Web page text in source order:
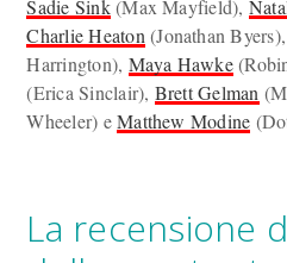
Sadie Sink(Max Mayfield),
Charlie Heaton (Jonathan
Harrington), Maya Hawke
(Erica Sinclair), Brett Gelman
Wheeler) eMatthew Modine
La recensione